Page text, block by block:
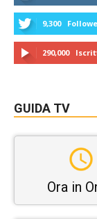
9,300
290,000
GUIDA TV
Ora in